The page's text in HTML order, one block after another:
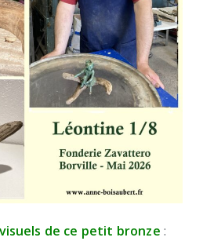
de ce petit bronze :